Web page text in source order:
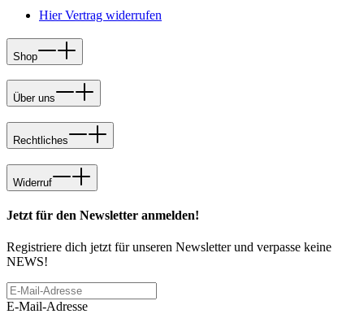
Hier Vertrag widerrufen
Shop
Über uns
Rechtliches
Widerruf
Jetzt für den Newsletter anmelden!
Registriere dich jetzt für unseren Newsletter und verpasse keine
NEWS!
E-Mail-Adresse